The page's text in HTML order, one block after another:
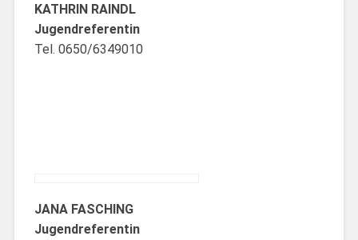
KATHRIN RAINDL
Jugendreferentin
Tel. 0650/6349010
JANA FASCHING
Jugendreferentin